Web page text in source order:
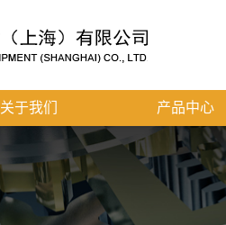
关于我们 产品中心